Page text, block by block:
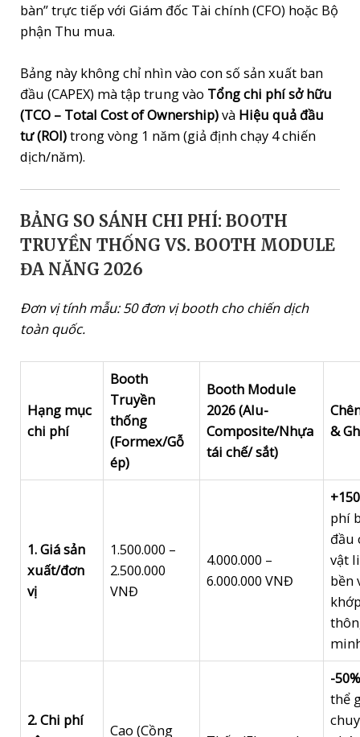
bàn” trực tiếp với Giám đốc Tài chính (CFO) hoặc Bộ
phận Thu mua.
Bảng này không chỉ nhìn vào con số sản xuất ban
đầu (CAPEX) mà tập trung vào Tổng chi phí sở hữu
(TCO – Total Cost of Ownership)và Hiệu quả đầu
tư (ROI)trong vòng 1 năm (giả định chạy 4 chiến
dịch/năm).
BẢNG SO SÁNH CHI PHÍ: BOOTH
TRUYỀN THỐNG VS. BOOTH MODULE
ĐA NĂNG 2026
Đơn vị tính mẫu: 50 đơn vị booth cho chiến dịch
toàn quốc.
Hạng mục
chi phí
Booth
Truyền
thống
(Formex/Gỗ
ép)
Booth Module
2026 (Alu-
Composite/Nhựa
tái chế/ sắt)
&
1. Giá sản
xuất/đơn
vị
1.500.000 –
2.500.000
VNĐ
4.000.000 –
6.000.000 VNĐ
phí
đầu
vật
bền
2. Chi phí
Cao (Cồng
-
thể